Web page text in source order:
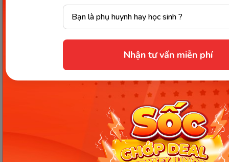
Nhận tư vấn miễn phí
Các Bài Viết Mới Nhất
[Thảo luận] Cơn thịnh nộ (ăn
vạ) của trẻ | Kỷ luật tích cực #17